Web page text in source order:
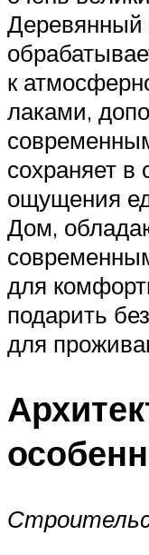
Деревянный
к
лаками,
сохраняет
ощущения
Дом,
для
подарить
для